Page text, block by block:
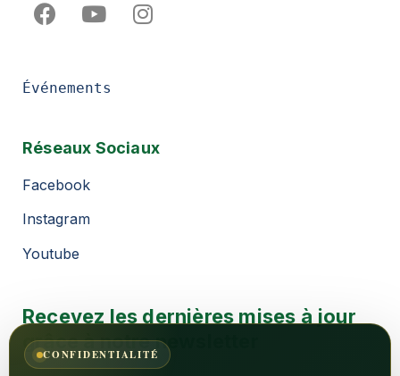
Événements
Réseaux Sociaux
Facebook
Instagram
Youtube
Recevez les dernières mises à jour
grâce à notre newsletter
CONFIDENTIALITÉ